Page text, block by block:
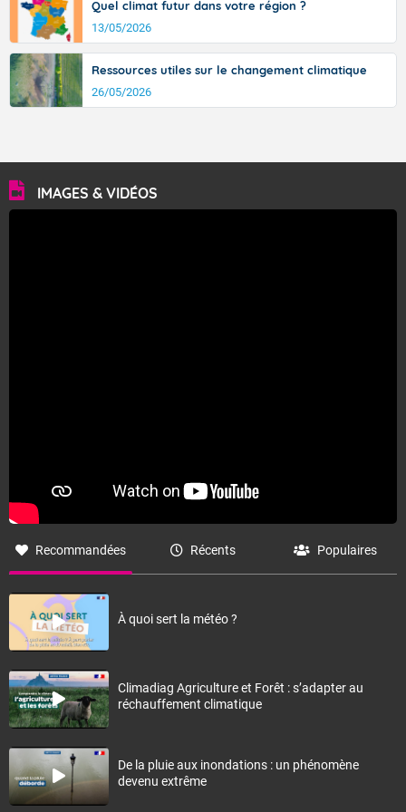
Quel climat futur dans votre région ?
13/05/2026
Ressources utiles sur le changement climatique
26/05/2026
IMAGES & VIDÉOS
Recommandées Récents Populaires
À quoi sert la météo ?
Climadiag Agriculture et Forêt : s’adapter au
réchauffement climatique
De la pluie aux inondations : un phénomène
devenu extrême